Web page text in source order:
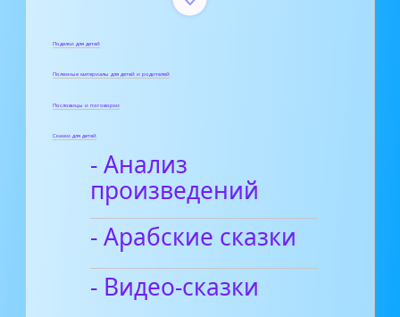
Поделки для детей
Полезные материалы для детей и родителей
Пословицы и поговорки
Сказки для детей
- Анализ
произведений
- Арабские сказки
- Видео-сказки